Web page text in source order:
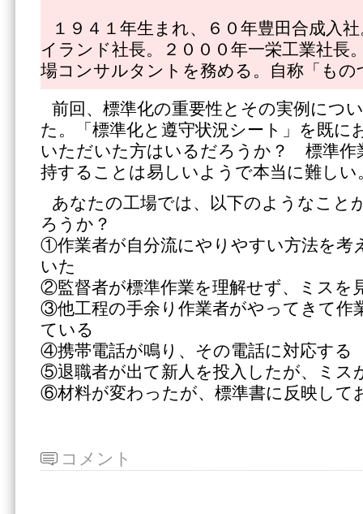
１９４１年生まれ、６０年豊田合成入
イランド社長。２０００年一栄工業社長
場コンサルタントを務める。自称「もの
前回、標準化の重要性とその実例につ
た。「標準化と遵守状況シート」を既に
いただいた方はいるだろうか？ 標準作
持することは易しいようで本当に難しい
あなたの工場では、以下のようなこと
ろうか？
①作業者が自分流にやりやすい方法を考
いた
②監督者が標準作業を理解せず、ミスを
③他工程の手余り作業者がやってきて作
ている
④携帯電話が鳴り、その電話に対応する
⑤退職者が出て新人を投入したが、ミス
⑥材料が変わったが、標準書に反映して
コメント